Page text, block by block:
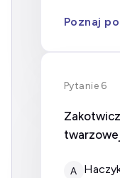
Poznaj
Pytanie 6
A
haczyki (do umocowania maski